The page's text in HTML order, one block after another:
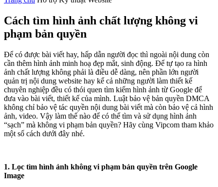
Cách tìm hình ảnh chất lượng không vi
phạm bản quyền
Để có được bài viết hay, hấp dẫn người đọc thì ngoài nội dung còn
cần thêm hình ảnh minh hoạ đẹp mắt, sinh động. Để tự tạo ra hình
ảnh chất lượng không phải là điều dễ dàng, nên phần lớn người
quản trị nội dung website hay kể cả những người làm thiết kế
chuyên nghiệp đều có thói quen tìm kiếm hình ảnh từ Google để
đưa vào bài viết, thiết kế của mình. Luật bảo vệ bản quyền DMCA
không chỉ bảo vệ tác quyền nội dung bài viết mà còn bảo vệ cả hình
ảnh, video. Vậy làm thế nào để có thể tìm và sử dụng hình ảnh
“sạch” mà không vi phạm bản quyền? Hãy cùng Vipcom tham khảo
một số cách dưới đây nhé.
1. Lọc tìm hình ảnh không vi phạm bản quyền trên Google
Image